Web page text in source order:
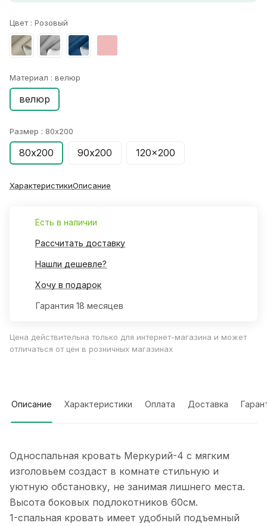
Цвет : Розовый
Материал : велюр
велюр
Размер : 80х200
80х200 90х200 120x200
ХарактеристикиОписание
Есть в наличии
Рассчитать доставку
Нашли дешевле?
Хочу в подарок
Гарантия 18 месяцев
Цена действительна только для интернет-магазина и может
отличаться от цен в розничных магазинах
Описание Характеристики Оплата Доставка
Односпальная кровать Меркурий-4 с мягким
изголовьем создаст в комнате стильную и
уютную обстановку, не занимая лишнего места.
Высота боковых подлокотников 60см.
1-спальная кровать имеет удобный подъемный